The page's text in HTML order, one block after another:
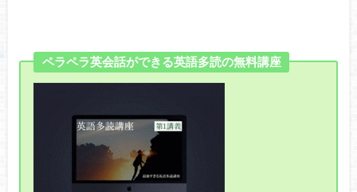
ペラペラ英会話ができる英語多読の無料講座